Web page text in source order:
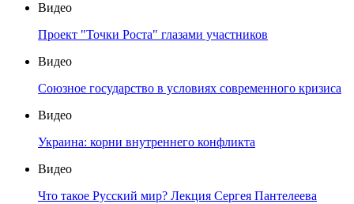
Видео
Проект "Точки Роста" глазами участников
Видео
Союзное государство в условиях современного кризиса
Видео
Украина: корни внутреннего конфликта
Видео
Что такое Русский мир? Лекция Сергея Пантелеева